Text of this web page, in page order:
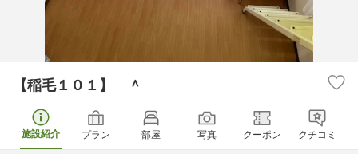
【稲毛１０１】 ＾
施設紹介 プラン 部屋 写真 クーポン クチコミ